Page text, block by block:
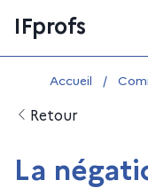
au
contenu
IFprofs
Vous êtes ici :
Accueil /
Retour
La